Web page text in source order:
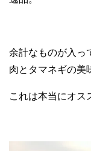
余計なものが入っ
肉とタマネギの
これは本当にオス